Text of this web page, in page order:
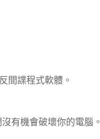
間諜程式軟體。
有機會破壞你的電腦。